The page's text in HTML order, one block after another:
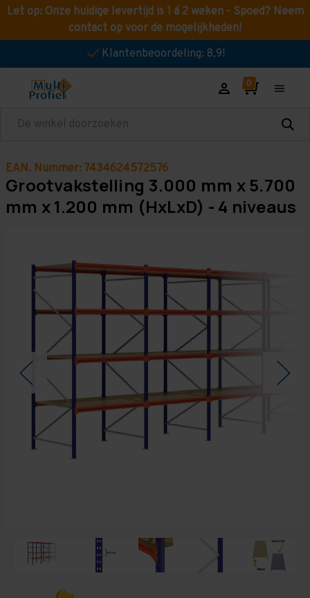
Let op: Onze huidige levertijd is 1 á 2 weken - Spoed? Neem
contact op voor de mogelijkheden!
Klantenbeoordeling: 8,9!
Zoeken
EAN. Nummer: 7434624572576
Grootvakstelling 3.000 mm x 5.700
mm x 1.200 mm (HxLxD) - 4 niveaus